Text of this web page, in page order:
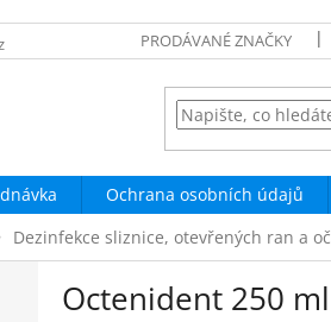
PRODÁVANÉ ZNAČKY
Ochrana osobních údajů
Dezinfekce sliznice, otevřených ran a
Octenident 250 ml